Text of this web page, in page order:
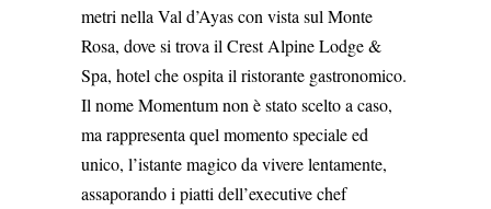
metri nella Val d’Ayas con vista sul Monte
Rosa, dove si trova il Crest Alpine Lodge &
Spa, hotel che ospita il ristorante gastronomico.
Il nome Momentum non è stato scelto a caso,
ma rappresenta quel momento speciale ed
unico, l’istante magico da vivere lentamente,
assaporando i piatti dell’executive chef